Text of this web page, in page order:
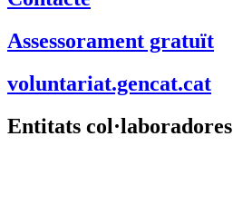
Assessorament gratuït
voluntariat.gencat.cat
Entitats col·laboradores